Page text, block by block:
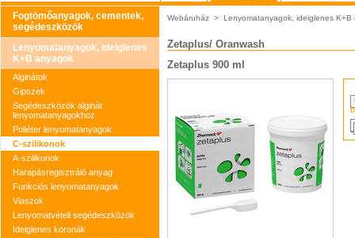
Fogtömőanyagok, cementek,
segédeszközök
Lenyomatanyagok, ideiglenes
K+B anyagok
Alginátok
Gipszek
Segédeszközök alginát
lenyomatanyagokhoz
Poliéter lenyomatanyagok
C-szilikonok
A-szilikonok
Harapásregisztráló anyag
Funkciós lenyomatanyagok
Viaszok
Lenyomatvételi segédeszközök
Ideiglenes koronák
Webáruház > Lenyomatanyagok, ideiglenes K+B
Zetaplus/ Oranwash
Zetaplus 900 ml